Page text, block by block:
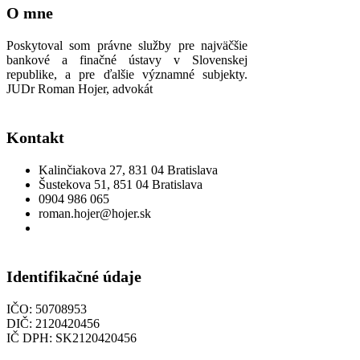
O mne
Poskytoval som právne služby pre najväčšie
bankové a finačné ústavy v Slovenskej
republike, a pre ďalšie významné subjekty.
JUDr Roman Hojer, advokát
Kontakt
Kalinčiakova 27, 831 04 Bratislava
Šustekova 51, 851 04 Bratislava
0904 986 065
roman.hojer@hojer.sk
Identifikačné údaje
IČO: 50708953
DIČ: 2120420456
IČ DPH: SK2120420456